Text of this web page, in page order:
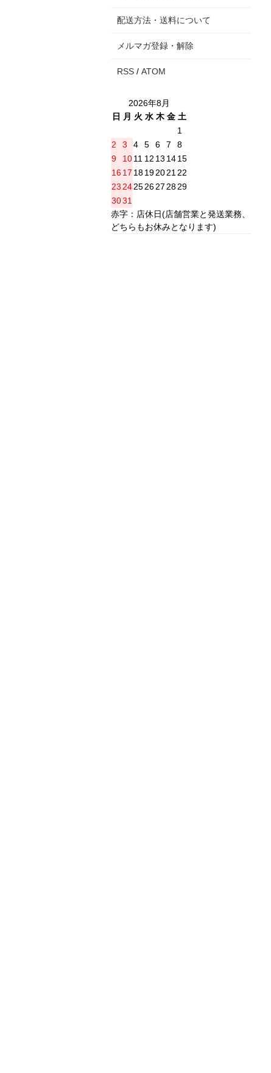
配送方法・送料について
メルマガ登録・解除
RSS / ATOM
2026年8月
日
月 火 水 木 金 土
1
2
3 4 5 6 7
8
9
1011 12 13 1415
16 17 18192021 22
23 24252627 2829
3031
赤字：店休日(店舗営業と発送業務、
どちらもお休みとなります)